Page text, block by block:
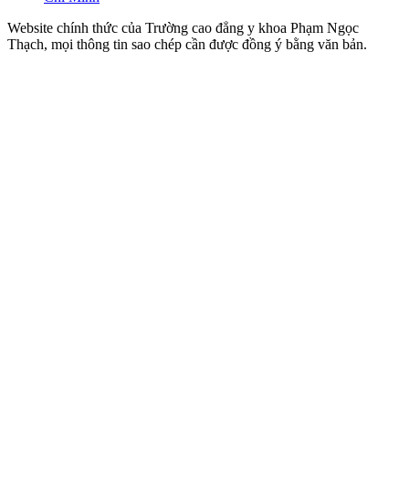
Website chính thức của Trường cao đẳng y khoa Phạm Ngọc
Thạch, mọi thông tin sao chép cần được đồng ý bằng văn bản.